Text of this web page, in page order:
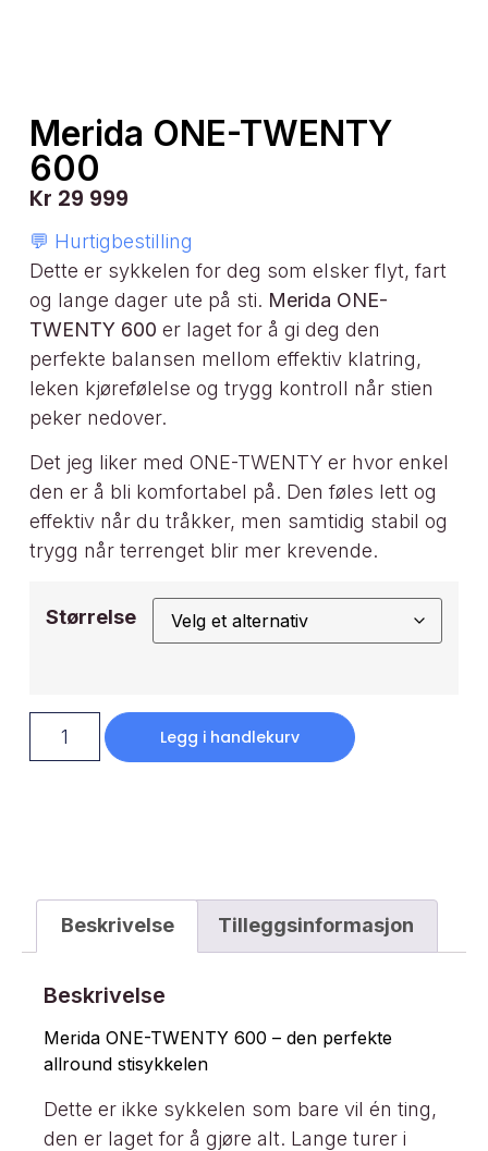
Merida ONE-TWENTY
600
Kr 29 999
💬 Hurtigbestilling
Dette er sykkelen for deg som elsker flyt, fart
og lange dager ute på sti. Merida ONE-
TWENTY 600 er laget for å gi deg den
perfekte balansen mellom effektiv klatring,
leken kjørefølelse og trygg kontroll når stien
peker nedover.
Det jeg liker med ONE-TWENTY er hvor enkel
den er å bli komfortabel på. Den føles lett og
effektiv når du tråkker, men samtidig stabil og
trygg når terrenget blir mer krevende.
Størrelse
Legg i handlekurv
Beskrivelse Tilleggsinformasjon
Beskrivelse
Merida ONE-TWENTY 600 – den perfekte
allround stisykkelen
Dette er ikke sykkelen som bare vil én ting,
den er laget for å gjøre alt. Lange turer i